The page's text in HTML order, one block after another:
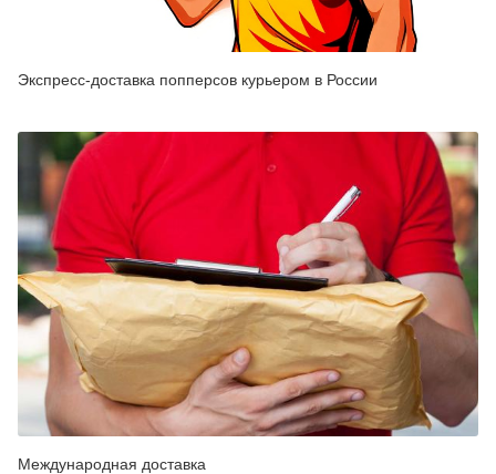
Экспресс-доставка попперсов курьером в России
Международная доставка